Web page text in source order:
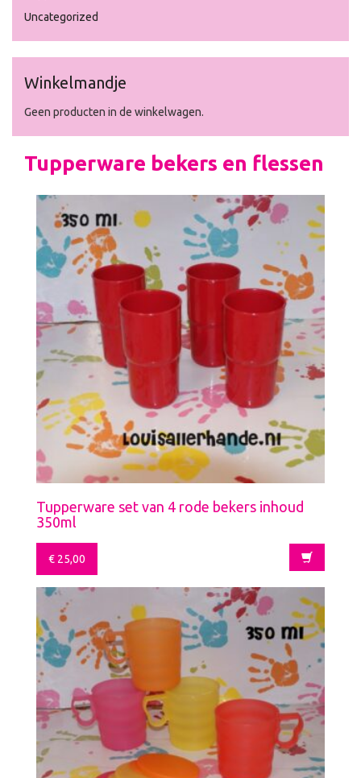
Uncategorized
Winkelmandje
Geen producten in de winkelwagen.
Tupperware bekers en flessen
Tupperware set van 4 rode bekers inhoud
350ml
€ 25,00